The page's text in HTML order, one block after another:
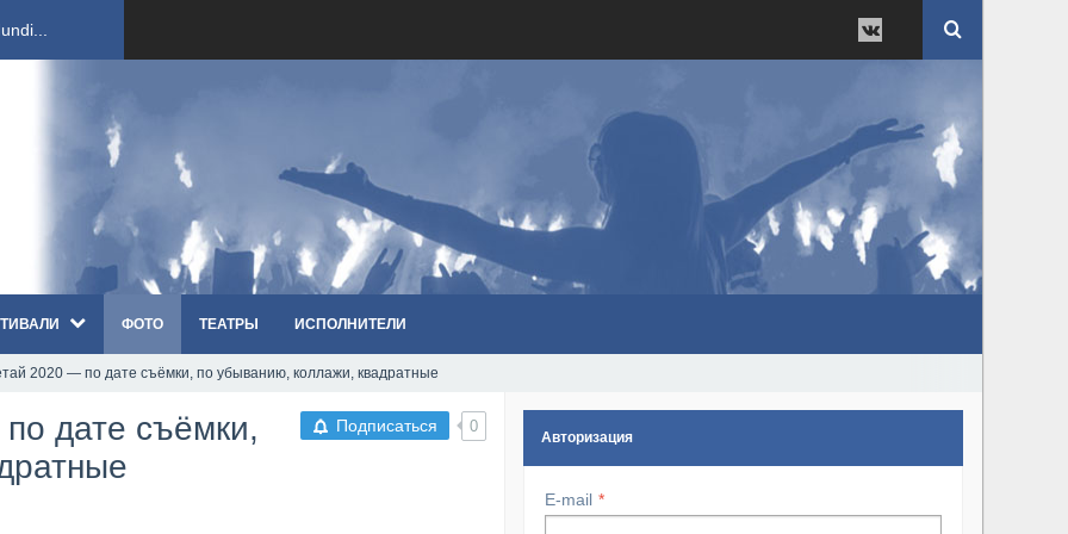
ко...
«Th...
«...
ФОТО ТЕАТРЫ ИСПОЛНИТЕЛИ
2020 — по дате съёмки, по убыванию, коллажи, квадратные
Подписаться 0
дате съёмки,
Авторизация
E-mail